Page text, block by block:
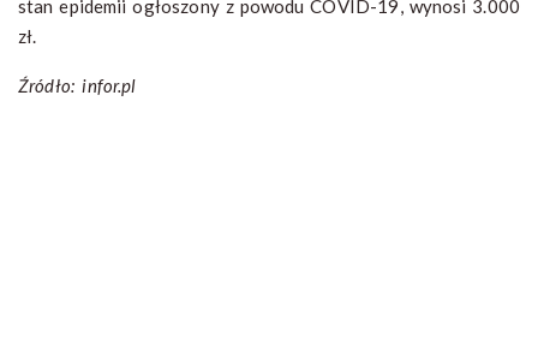
stan epidemii ogłoszony z powodu COVID-19, wynosi 3.000
zł.
Źródło: infor.pl